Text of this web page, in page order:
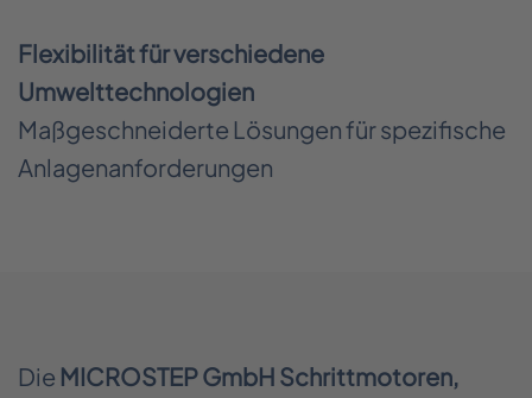
Flexibilität für verschiedene
Umwelttechnologien
Maßgeschneiderte Lösungen für spezifische
Anlagenanforderungen
Die MICROSTEP GmbH Schrittmotoren,